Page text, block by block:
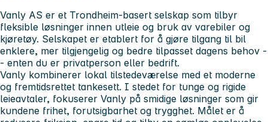
Vanly AS er et Trondheim-basert selskap som tilbyr
fleksible løsninger innen utleie og bruk av varebiler og
kjøretøy. Selskapet er etablert for å gjøre tilgang til bil
enklere, mer tilgjengelig og bedre tilpasset dagens behov -
- enten du er privatperson eller bedrift.
Vanly kombinerer lokal tilstedeværelse med et moderne
og fremtidsrettet tankesett. I stedet for tunge og rigide
leieavtaler, fokuserer Vanly på smidige løsninger som gir
kundene frihet, forutsigbarhet og trygghet. Målet er å